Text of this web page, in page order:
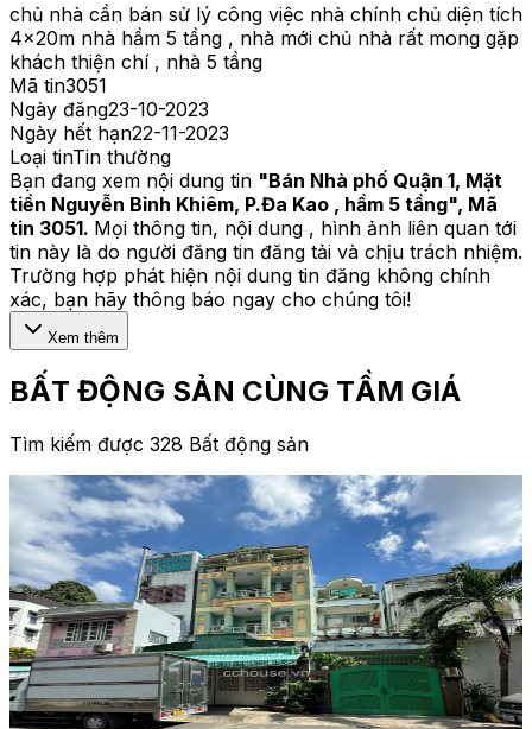
chủ nhà cần bán sử lý công việc nhà chính chủ diện tích
4x20m nhà hầm 5 tầng , nhà mới chủ nhà rất mong gặp
khách thiện chí , nhà 5 tầng
Mã tin3051
Ngày đăng23-10-2023
Ngày hết hạn22-11-2023
Loại tinTin thường
Bạn đang xem nội dung tin "Bán Nhà phố Quận 1, Mặt
tiền Nguyễn Bỉnh Khiêm, P.Đa Kao , hầm 5 tầng", Mã
tin 3051. Mọi thông tin, nội dung , hình ảnh liên quan tới
tin này là do người đăng tin đăng tải và chịu trách nhiệm.
Trường hợp phát hiện nội dung tin đăng không chính
xác, bạn hãy thông báo ngay cho chúng tôi!
Xem thêm
BẤT ĐỘNG SẢN CÙNG TẦM GIÁ
Tìm kiếm được 328 Bất động sản